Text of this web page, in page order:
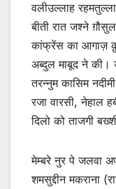
वलीउल्लाह
बीती रात जश्ने
कांफ्रेंस का आगाज़
अब्दुल माबूद ने की।
तरन्नुम कासिम
रजा वारसी, नेहाल
दिलो को ताजगी
मेम्बरे नुर पे जलवा
शमसुद्दीन मकराना